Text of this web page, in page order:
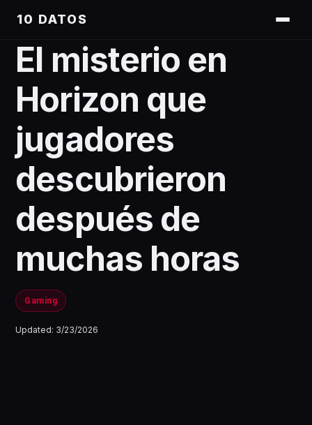
10 DATOS
El misterio en
Horizon que
jugadores
descubrieron
después de
muchas horas
Gaming
Updated: 3/23/2026